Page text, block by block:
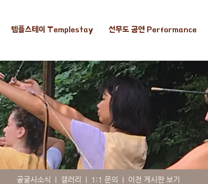
템플스테이 Templestay 선무도 공연 Performance
골굴사소식 | 갤러리 | 1:1 문의 | 이전 게시판 보기